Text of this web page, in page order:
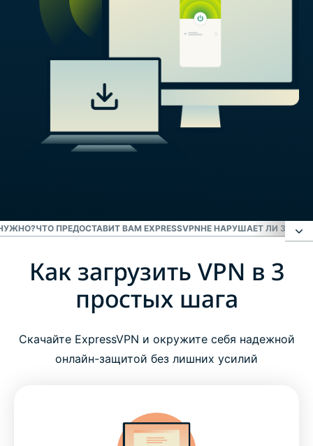
ЧТО ПРЕДОСТАВИТ ВАМ EXPRESSVPNНЕ НАРУШАЕТ ЛИ ЗАКОН
Как загрузить VPN в 3 простых шага
VPN-приложения для любых платформ
Что такое VPN? Зачем это нужно?
Не нарушает ли закон загрузка VPN?
Как загрузить VPN в 3
простых шага
Скачайте ExpressVPN и окружите себя надежной
онлайн-защитой без лишних усилий